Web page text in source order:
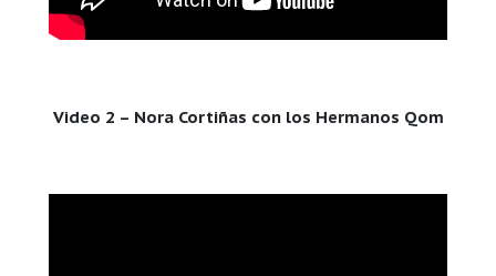
Video 2 – Nora Cortiñas con los Hermanos Qom